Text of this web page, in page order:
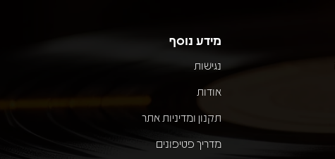
מידע נוסף
נגישות
אודות
תקנון ומדיניות אתר
מדריך פטיפונים